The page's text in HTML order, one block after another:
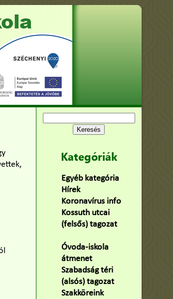
Kategóriák
Egyéb kategória
Hírek(478)
Koronavírus info(2)
Kossuth utcai
(felsős) tagozat
Óvoda-iskola
átmenet(22)
Szabadság téri
(alsós) tagozat(160)
Szakköreink(3)